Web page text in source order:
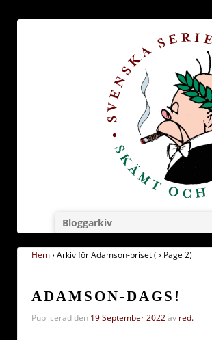
Bloggarkiv
Hem› Arkiv för Adamson-priset( › Page 2)
ADAMSON-DAGS!
Publicerad den 19 September 2022av red.